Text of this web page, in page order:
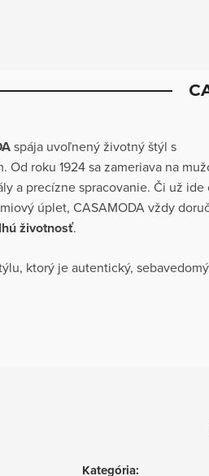
spája uvoľnený životný štýl s
roku 1924 sa zameriava na
a precízne spracovanie. Či už ide
úplet, CASAMODA vždy
životnosť.
ktorý je autentický,
Kategória: